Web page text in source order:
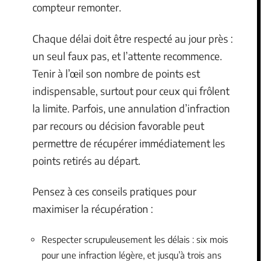
compteur remonter.
Chaque délai doit être respecté au jour près :
un seul faux pas, et l’attente recommence.
Tenir à l’œil son nombre de points est
indispensable, surtout pour ceux qui frôlent
la limite. Parfois, une annulation d’infraction
par recours ou décision favorable peut
permettre de récupérer immédiatement les
points retirés au départ.
Pensez à ces conseils pratiques pour
maximiser la récupération :
Respecter scrupuleusement les délais : six mois
pour une infraction légère, et jusqu’à trois ans